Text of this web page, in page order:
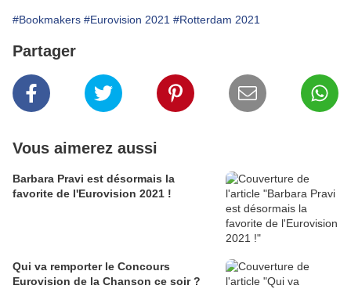
#Bookmakers #Eurovision 2021 #Rotterdam 2021
Partager
Vous aimerez aussi
Barbara Pravi est désormais la
favorite de l'Eurovision 2021 !
Qui va remporter le Concours
Eurovision de la Chanson ce soir ?